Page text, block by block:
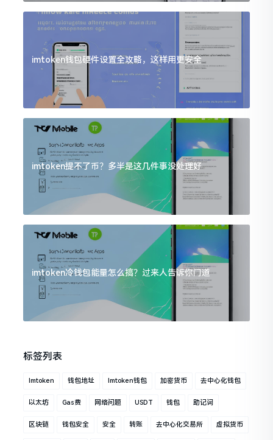
imtoken钱包硬件设置全攻略，这样用更安全
imtoken提不了币？多半是这几件事没处理好
imtoken冷钱包能量怎么搞？过来人告诉你门道
标签列表
Imtoken 钱包地址 Imtoken钱包 加密货币 去中心化钱包
以太坊 Gas费 网络问题 USDT 钱包 助记词
区块链 钱包安全 安全 转账 去中心化交易所 虚拟货币